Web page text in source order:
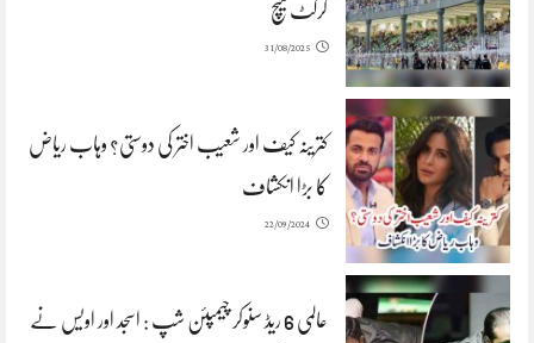
کرکٹ میچ
31/08/2025
کترینہ کیف اور شعیب اختر کی دوستی؟ وہاب ریاض
کا بڑا انکشاف
22/09/2024
عالمی 6 ریڈ سنوکر چیمپئن شپ : اسجد اور اویس نے